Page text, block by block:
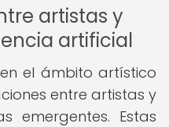
artistas y
artificial
el ámbito artístico
entre artistas y
emergentes. Estas